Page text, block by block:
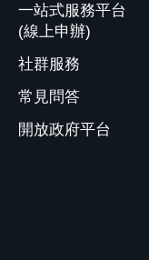
一站式服務平台
(線上申辦)
社群服務
常見問答
開放政府平台